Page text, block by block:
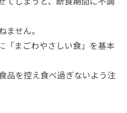
せん。
「まごわやさしい食」を基本
品を控え食べ過ぎないよう注